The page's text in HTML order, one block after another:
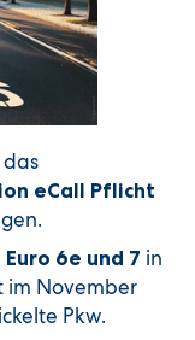
eCall Pflicht
6e und 7 in
im November
Pkw.